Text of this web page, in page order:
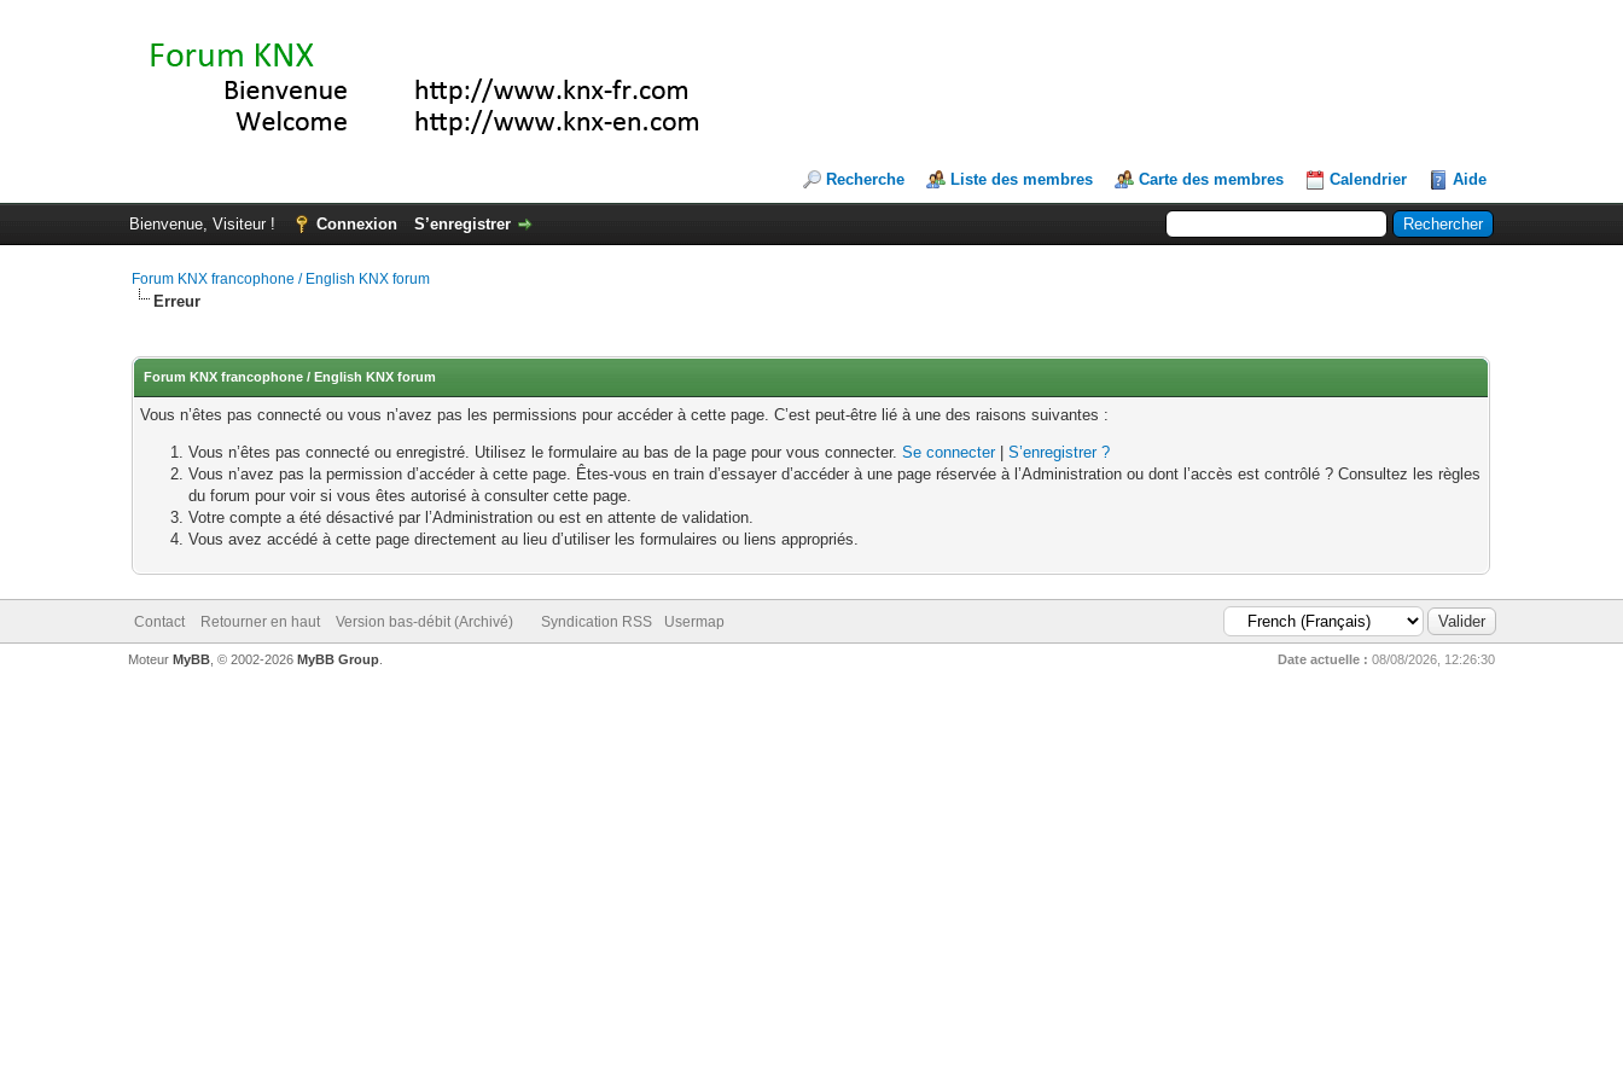
Recherche Liste des membres Carte des membres Calendrier Aide
Bienvenue, Visiteur ! Connexion S’enregistrer
Forum KNX francophone / English KNX forum
Erreur
Forum KNX francophone / English KNX forum
Vous n’êtes pas connecté ou vous n’avez pas les permissions pour accéder à cette page. C’est peut-être lié à une des raisons suivantes :
Vous n’êtes pas connecté ou enregistré. Utilisez le formulaire au bas de la page pour vous connecter.Se connecter|S’enregistrer ?
Vous n’avez pas la permission d’accéder à cette page. Êtes-vous en train d’essayer d’accéder à une page réservée à l’Administration ou dont l’accès est contrôlé ? Consultez les règles
du forum pour voir si vous êtes autorisé à consulter cette page.
Votre compte a été désactivé par l’Administration ou est en attente de validation.
Vous avez accédé à cette page directement au lieu d’utiliser les formulaires ou liens appropriés.
Contact Retourner en haut Version bas-débit (Archivé) Syndication RSS Usermap
Date actuelle : 08/08/2026, 12:26:30
Moteur MyBB, © 2002-2026 MyBB Group.